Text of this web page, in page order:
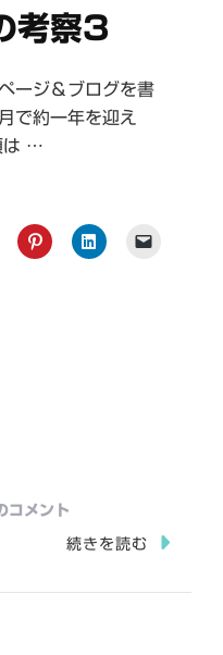
考察3
ージ＆ブログを書
で約一年を迎え
は …
コメント
続きを読む